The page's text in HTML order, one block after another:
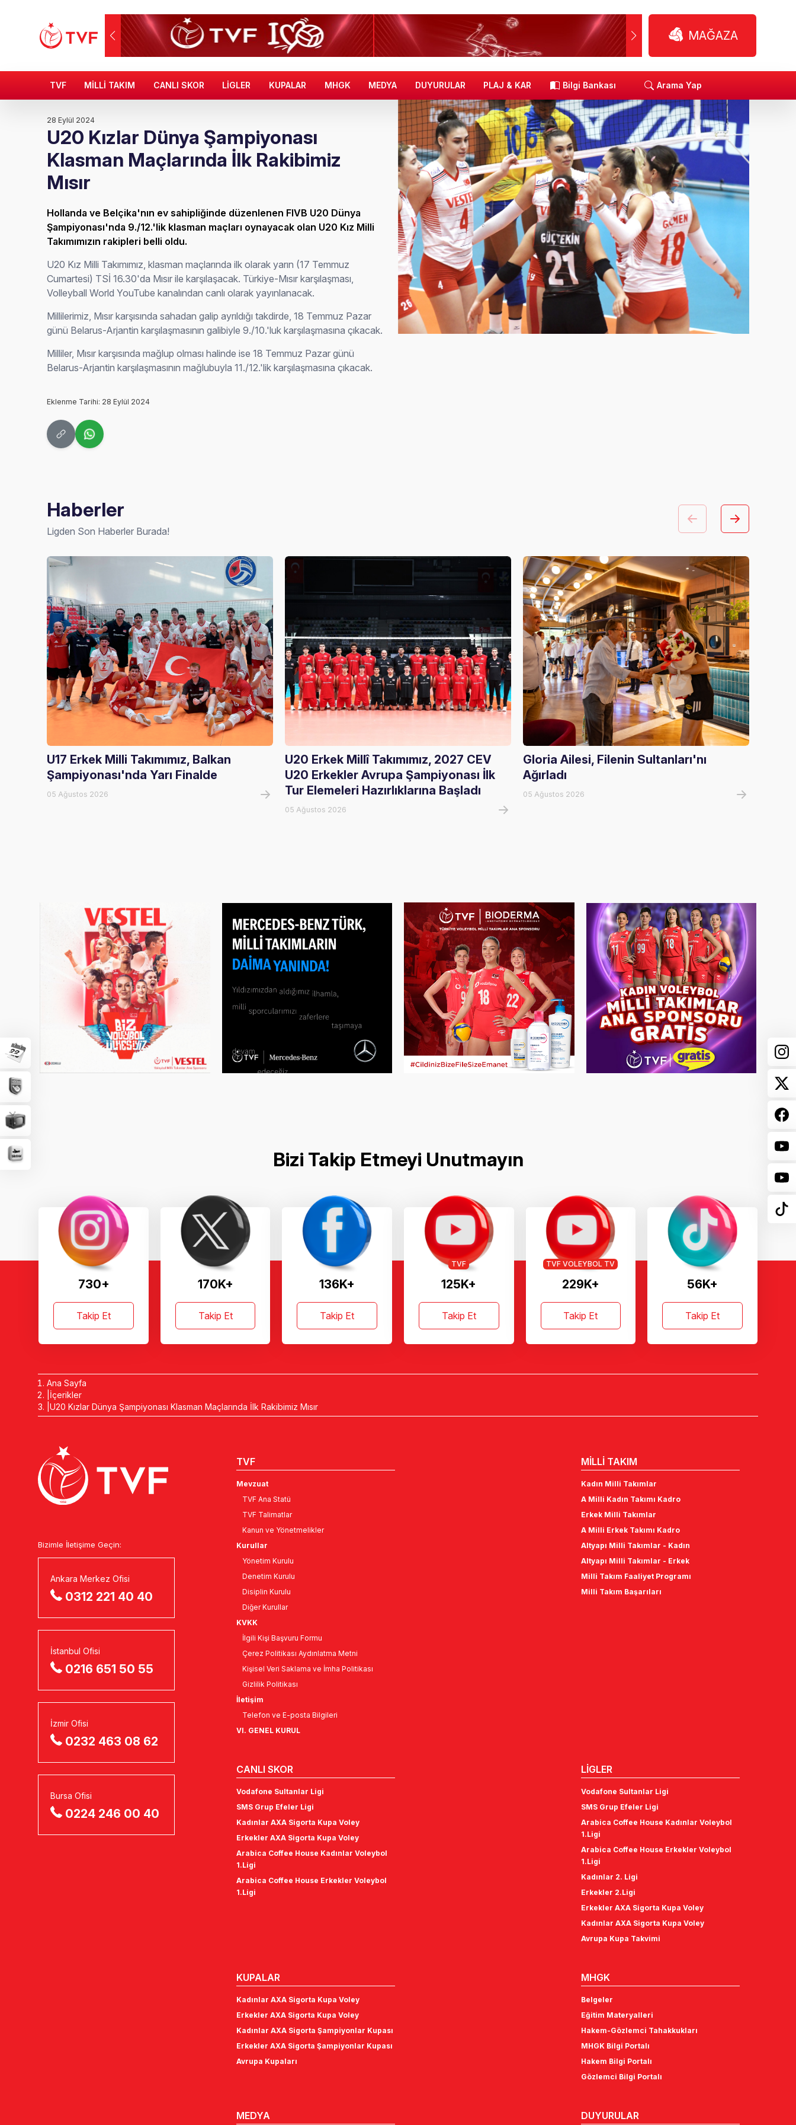
MAĞAZA
TVF MİLLİ TAKIM CANLI SKOR LİGLER KUPALAR MHGK MEDYA DUYURULAR PLAJ & KAR Bilgi Bankası Arama Yap
28 Eylül 2024
U20 Kızlar Dünya Şampiyonası
Klasman Maçlarında İlk Rakibimiz
Mısır
Hollanda ve Belçika'nın ev sahipliğinde düzenlenen FIVB U20 Dünya
Şampiyonası'nda 9./12.'lik klasman maçları oynayacak olan U20 Kız Milli
Takımımızın rakipleri belli oldu.
U20 Kız Milli Takımımız, klasman maçlarında ilk olarak yarın (17 Temmuz
Cumartesi) TSİ 16.30'da Mısır ile karşılaşacak. Türkiye-Mısır karşılaşması,
Volleyball World YouTube kanalından canlı olarak yayınlanacak.
Millilerimiz, Mısır karşısında sahadan galip ayrıldığı takdirde, 18 Temmuz Pazar
günü Belarus-Arjantin karşılaşmasının galibiyle 9./10.'luk karşılaşmasına çıkacak.
Milliler, Mısır karşısında mağlup olması halinde ise 18 Temmuz Pazar günü
Belarus-Arjantin karşılaşmasının mağlubuyla 11./12.'lik karşılaşmasına çıkacak.
Eklenme Tarihi: 28 Eylül 2024
Haberler
Ligden Son Haberler Burada!
U17 Erkek Milli Takımımız, Balkan
Şampiyonası'nda Yarı Finalde
05 Ağustos 2026
U20 Erkek Millî Takımımız, 2027 CEV
U20 Erkekler Avrupa Şampiyonası İlk
Tur Elemeleri Hazırlıklarına Başladı
05 Ağustos 2026
Gloria Ailesi, Filenin Sultanları'nı
Ağırladı
05 Ağustos 2026
Bizi Takip Etmeyi Unutmayın
730+
Takip Et
170K+
Takip Et
136K+
Takip Et
125K+
TVF
Takip Et
229K+
TVF VOLEYBOL TV
Takip Et
56K+
Takip Et
Ana Sayfa
İçerikler
U20 Kızlar Dünya Şampiyonası Klasman Maçlarında İlk Rakibimiz Mısır
Bizimle İletişime Geçin:
Ankara Merkez Ofisi
0312 221 40 40
İstanbul Ofisi
0216 651 50 55
İzmir Ofisi
0232 463 08 62
Bursa Ofisi
0224 246 00 40
TVF
Mevzuat
TVF Ana Statü
TVF Talimatlar
Kanun ve Yönetmelikler
Kurullar
Yönetim Kurulu
Denetim Kurulu
Disiplin Kurulu
Diğer Kurullar
KVKK
İlgili Kişi Başvuru Formu
Çerez Politikası Aydınlatma Metni
Kişisel Veri Saklama ve İmha Politikası
Gizlilik Politikası
İletişim
Telefon ve E-posta Bilgileri
VI. GENEL KURUL
MİLLİ TAKIM
Kadın Milli Takımlar
A Milli Kadın Takımı Kadro
Erkek Milli Takımlar
A Milli Erkek Takımı Kadro
Altyapı Milli Takımlar - Kadın
Altyapı Milli Takımlar - Erkek
Milli Takım Faaliyet Programı
Milli Takım Başarıları
CANLI SKOR
Vodafone Sultanlar Ligi
SMS Grup Efeler Ligi
Kadınlar AXA Sigorta Kupa Voley
Erkekler AXA Sigorta Kupa Voley
Arabica Coffee House Kadınlar Voleybol
1.Ligi
Arabica Coffee House Erkekler Voleybol
1.Ligi
LİGLER
Vodafone Sultanlar Ligi
SMS Grup Efeler Ligi
Arabica Coffee House Kadınlar Voleybol
1.Ligi
Arabica Coffee House Erkekler Voleybol
1.Ligi
Kadınlar 2. Ligi
Erkekler 2.Ligi
Erkekler AXA Sigorta Kupa Voley
Kadınlar AXA Sigorta Kupa Voley
Avrupa Kupa Takvimi
KUPALAR
Kadınlar AXA Sigorta Kupa Voley
Erkekler AXA Sigorta Kupa Voley
Kadınlar AXA Sigorta Şampiyonlar Kupası
Erkekler AXA Sigorta Şampiyonlar Kupası
Avrupa Kupaları
MHGK
Belgeler
Eğitim Materyalleri
Hakem-Gözlemci Tahakkukları
MHGK Bilgi Portalı
Hakem Bilgi Portalı
Gözlemci Bilgi Portalı
MEDYA DUYURULAR